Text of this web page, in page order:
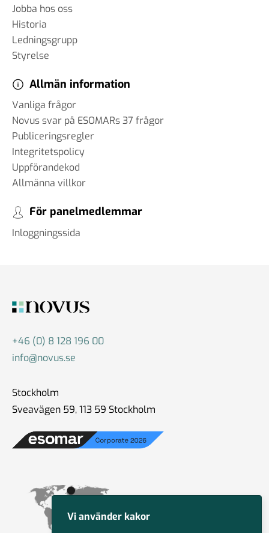
Jobba hos oss
Historia
Ledningsgrupp
Styrelse
Allmän information
Vanliga frågor
Novus svar på ESOMARs 37 frågor
Publiceringsregler
Integritetspolicy
Uppförandekod
Allmänna villkor
För panelmedlemmar
Inloggningssida
+46 (0) 8 128 196 00
info@novus.se
Stockholm
Sveavägen 59, 113 59 Stockholm
Vi använder kakor